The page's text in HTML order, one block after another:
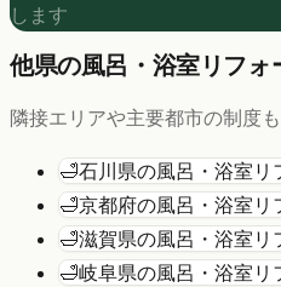
します
他県の風呂・浴室リフォ
隣接エリアや主要都市の制度
🛁石川県の風呂・浴室リ
🛁京都府の風呂・浴室リ
🛁滋賀県の風呂・浴室リ
🛁岐阜県の風呂・浴室リ